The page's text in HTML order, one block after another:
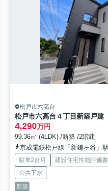
松戸市六高台
松戸市六高台４丁目新築戸建
4,290万円
99.36㎡ (4LDK) /新築 /2階建
京成電鉄松戸線「新鎌ヶ谷」
駐車2台可 建設住宅性能評価
公共下水
新築